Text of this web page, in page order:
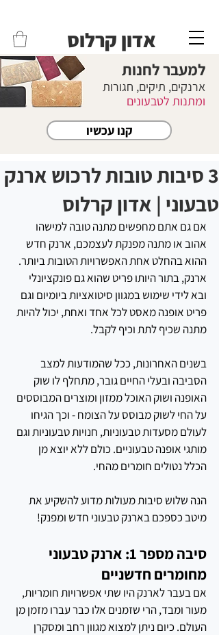
אדון קרלוס
למעבר לחנות
ארנקים, תיקים, חגורות
ומתנות לטבעונים
קנו עכשיו
3 סיבות טובות לרכוש ארנק
טבעוני | אדון קרלוס
אם גם אתם מחפשים מתנה טובה למישהו
אהוב או מתנה מפנקת לעצמכם, ארנק חדש
ההוא בהחלט אחת האפשרויות הטובות ביותר.
ארנק, בתור היותו פריט שהוא גם פונקציונלי
ובא לידי שימוש במגוון סיטואציות ביומיום וגם
פריט אופנה מאסט לכל אחד ואחת, יכול להיות
מתנה שכיף לתת וכיף לקבל.
בשנים האחרונות, ככל שהמודעות למצב
הסביבה ובעלי החיים גובר, מתחלף לו שוק
האופנה ושוק האוכל ממזון ומוצרים המבוססים
על החי לשוק מבוסס על הצומח - וכך הגיחו
לעולם מסעדות טבעוניות, חנויות טבעוניות וגם
מותגי אופנה טבעוניים. כולם ללא יוצא מן
הכלל נטולים חומרים מהחי.
הנה שלוש סיבות מעולות מדוע להשקיע את
מיטב כספכם בארנק טבעוני חדש ומפנק!
סיבה מספר 1: ארנק טבעוני
מחומרים חדשניים
אם בעבר לארנק היו שתי אפשרויות חומריות,
מעור ומבד, הרי שזמנים אלו כבר עברו מזמן מן
העולם. כיום ניתן למצוא מגוון רחב ומסקרן